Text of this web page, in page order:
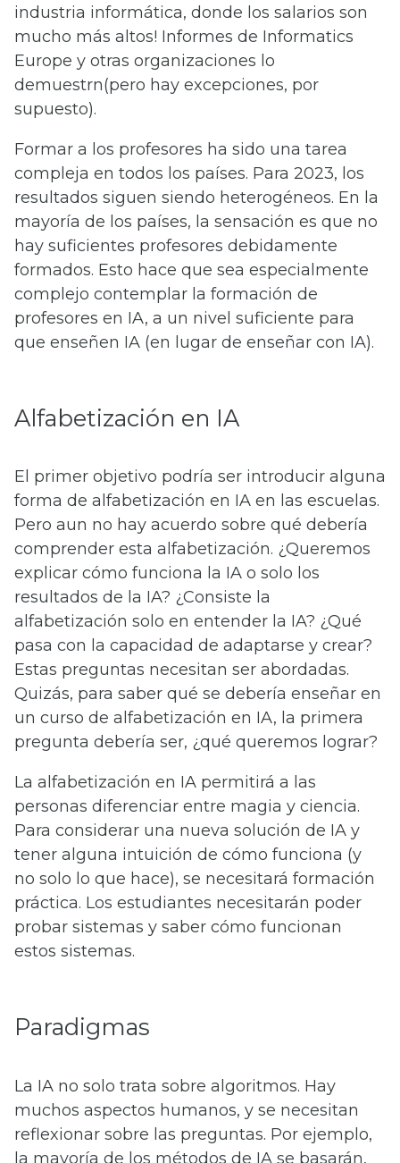
industria informática, donde los salarios son
mucho más altos! Informes de Informatics
Europe y otras organizaciones lo
demuestrn(pero hay excepciones, por
supuesto).
Formar a los profesores ha sido una tarea
compleja en todos los países. Para 2023, los
resultados siguen siendo heterogéneos. En la
mayoría de los países, la sensación es que no
hay suficientes profesores debidamente
formados. Esto hace que sea especialmente
complejo contemplar la formación de
profesores en IA, a un nivel suficiente para
que enseñen IA (en lugar de enseñar con IA).
Alfabetización en IA
El primer objetivo podría ser introducir alguna
forma de alfabetización en IA en las escuelas.
Pero aun no hay acuerdo sobre qué debería
comprender esta alfabetización. ¿Queremos
explicar cómo funciona la IA o solo los
resultados de la IA? ¿Consiste la
alfabetización solo en entender la IA? ¿Qué
pasa con la capacidad de adaptarse y crear?
Estas preguntas necesitan ser abordadas.
Quizás, para saber qué se debería enseñar en
un curso de alfabetización en IA, la primera
pregunta debería ser, ¿qué queremos lograr?
La alfabetización en IA permitirá a las
personas diferenciar entre magia y ciencia.
Para considerar una nueva solución de IA y
tener alguna intuición de cómo funciona (y
no solo lo que hace), se necesitará formación
práctica. Los estudiantes necesitarán poder
probar sistemas y saber cómo funcionan
estos sistemas.
Paradigmas
La IA no solo trata sobre algoritmos. Hay
muchos aspectos humanos, y se necesitan
reflexionar sobre las preguntas. Por ejemplo,
la mayoría de los métodos de IA se basarán,